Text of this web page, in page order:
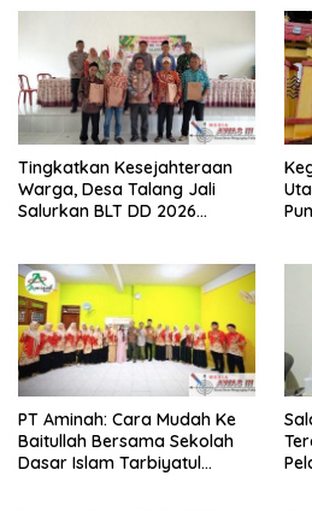
Tingkatkan Kesejahteraan
Warga, Desa Talang Jali
Salurkan BLT DD 2026
PT Aminah: Cara Mudah Ke
Baitullah Bersama Sekolah
Dasar Islam Tarbiyatul